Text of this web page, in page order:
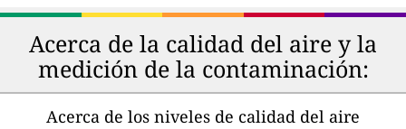
Acerca de la calidad del aire y la
medición de la contaminación:
Acerca de los niveles de calidad del aire